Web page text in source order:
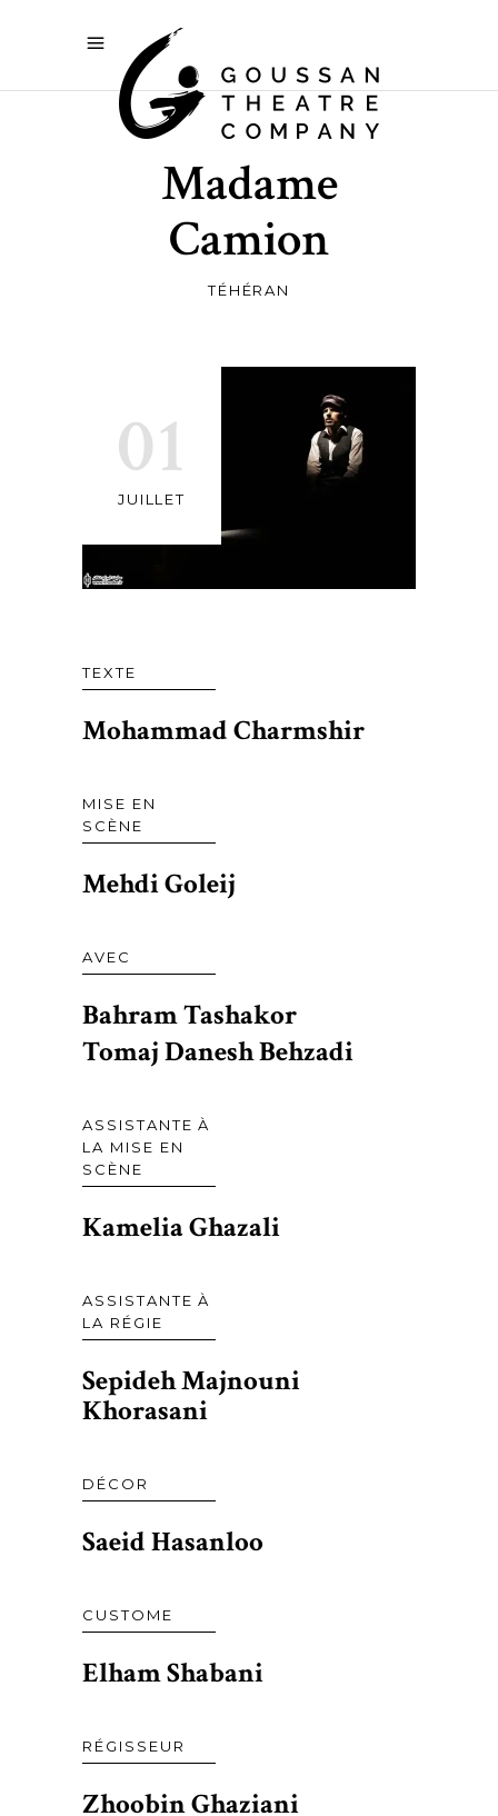
Madame
Camion
TÉHÉRAN
01
JUILLET
TEXTE
Mohammad Charmshir
MISE EN
SCÈNE
Mehdi Goleij
AVEC
Bahram Tashakor
Tomaj Danesh Behzadi
ASSISTANTE À
LA MISE EN
SCÈNE
Kamelia Ghazali
ASSISTANTE À
LA RÉGIE
Sepideh Majnouni
Khorasani
DÉCOR
Saeid Hasanloo
CUSTOME
Elham Shabani
RÉGISSEUR
Zhoobin Ghaziani